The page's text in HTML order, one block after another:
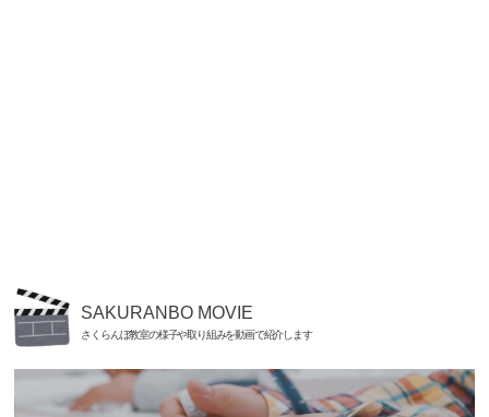
SAKURANBO MOVIE
さくらんぼ教室の様子や取り組みを動画で紹介します